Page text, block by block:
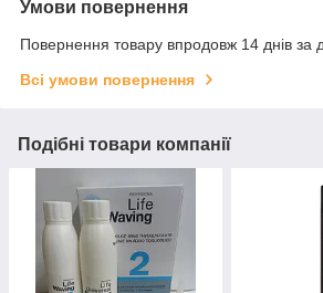
Умови повернення
Повернення товару впродовж 14 днів за
Всі умови повернення
Подібні товари компанії